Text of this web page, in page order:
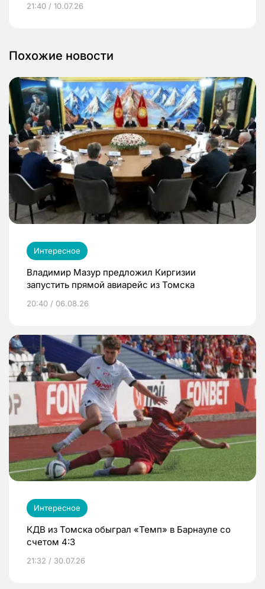
21:40 / 10.07.26
Похожие новости
Интересное
Владимир Мазур предложил Киргизии
запустить прямой авиарейс из Томска
20:40 / 06.08.26
Интересное
КДВ из Томска обыграл «Темп» в Барнауле со
счетом 4:3
21:32 / 30.07.26